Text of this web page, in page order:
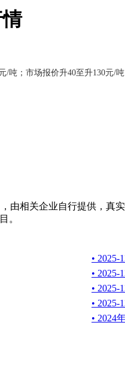
/吨；市场报价升40至升130元/吨
由相关企业自行提供，真
。
•
•
•
•
• 2024